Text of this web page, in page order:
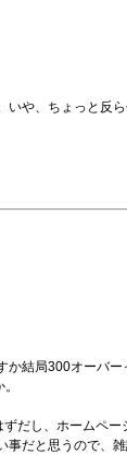
や、ちょっと反ら
結局300オーバ
だし、ホームペ
だと思うので、